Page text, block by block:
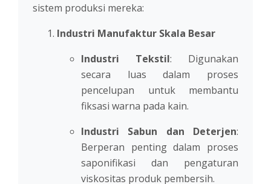
sistem produksi mereka:
Industri Manufaktur Skala Besar
Industri Tekstil: Digunakan
secara luas dalam proses
pencelupan untuk membantu
fiksasi warna pada kain.
Industri Sabun dan Deterjen:
Berperan penting dalam proses
saponifikasi dan pengaturan
viskositas produk pembersih.